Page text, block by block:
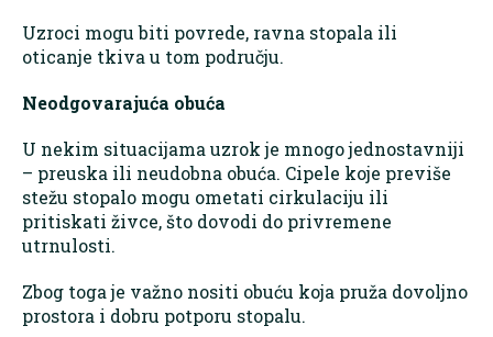
Uzroci mogu biti povrede, ravna stopala ili
oticanje tkiva u tom području.
Neodgovarajuća obuća
U nekim situacijama uzrok je mnogo jednostavniji
– preuska ili neudobna obuća. Cipele koje previše
stežu stopalo mogu ometati cirkulaciju ili
pritiskati živce, što dovodi do privremene
utrnulosti.
Zbog toga je važno nositi obuću koja pruža dovoljno
prostora i dobru potporu stopalu.